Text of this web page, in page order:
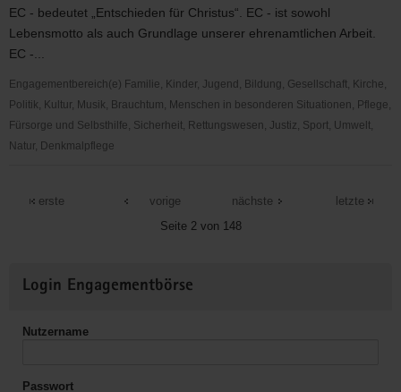
Limbach
EC - bedeutet „Entschieden für Christus“. EC - ist sowohl
Lebensmotto als auch Grundlage unserer ehrenamtlichen Arbeit.
EC -...
Engagementbereich(e) Familie, Kinder, Jugend, Bildung, Gesellschaft, Kirche,
Politik, Kultur, Musik, Brauchtum, Menschen in besonderen Situationen, Pflege,
Fürsorge und Selbsthilfe, Sicherheit, Rettungswesen, Justiz, Sport, Umwelt,
Natur, Denkmalpflege
erste
vorige
Seite 2 von 148
nächste letzte
Informationen
Login Engagementbörse
Nutzername
Passwort